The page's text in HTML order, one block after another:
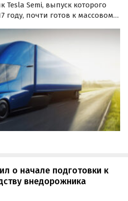
Tesla Semi, выпуск которого
году, почти готов к массовому
пяти электромобилей в
о начале подготовки к
внедорожника